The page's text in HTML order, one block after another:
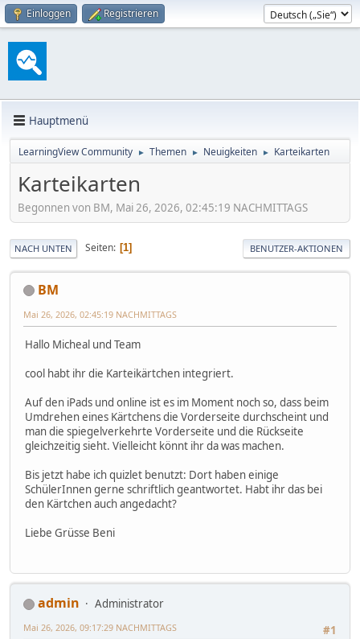
Einloggen Registrieren
Hauptmenü
LearningView Community ► Themen ► Neuigkeiten ► Karteikarten
Karteikarten
Begonnen von BM, Mai 26, 2026, 02:45:19 NACHMITTAGS
NACH UNTEN Seiten 1 BENUTZER-AKTIONEN
BM
Mai 26, 2026, 02:45:19 NACHMITTAGS
Hallo Micheal und Team
cool habt ihr die Karteikärtchen integriert.
Auf den iPads und online ist es im Moment noch so, dass beim
Umdrehen eines Kärtchens die Vorderseite durchscheint und
man die spiegelverkehrte Vorderseite und die Rückseite
gleichzeitig sieht. Vielleicht könnt ihr da was machen.
Bis jetzt habe ich quizlet benutzt: Dort haben einige
SchülerInnen gerne schriftlich geantwortet. Habt ihr das bei
den Kärtchen auch angedacht?
Liebe Grüsse Beni
admin
Administrator
#1
Mai 26, 2026, 09:17:29 NACHMITTAGS